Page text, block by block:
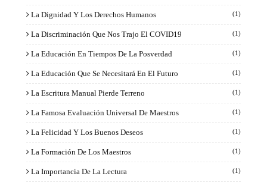
La Dignidad Y Los Derechos Humanos (1)
La Discriminación Que Nos Trajo El COVID19 (1)
La Educación En Tiempos De La Posverdad (1)
La Educación Que Se Necesitará En El Futuro (1)
La Escritura Manual Pierde Terreno (1)
La Famosa Evaluación Universal De Maestros (1)
La Felicidad Y Los Buenos Deseos (1)
La Formación De Los Maestros (1)
La Importancia De La Lectura (1)